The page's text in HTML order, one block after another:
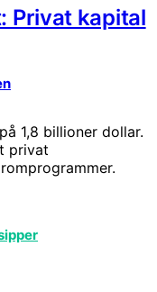
Privat kapital
1,8 billioner dollar.
privat